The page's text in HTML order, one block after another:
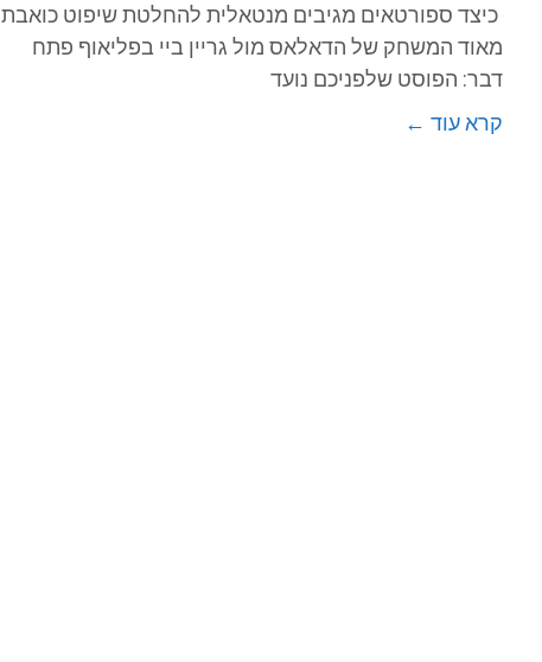
כיצד ספורטאים מגיבים מנטאלית להחלטת שיפוט כואבת
מאוד המשחק של הדאלאס מול גריין ביי בפליאוף פתח
דבר: הפוסט שלפניכם נועד
קרא עוד ←